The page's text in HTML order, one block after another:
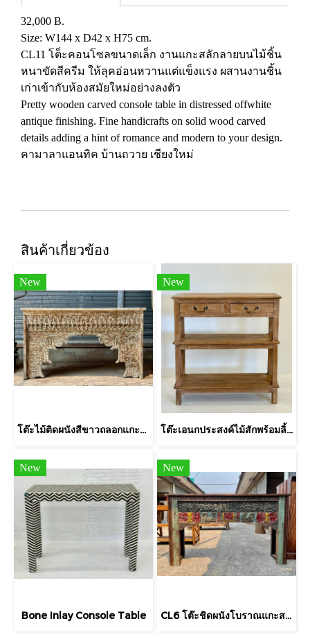
32,000 B.
Size: W144 x D42 x H75 cm.
CL11 โต็ะคอนโซลขนาดเล็ก งานแกะสลักลายบนไม้ชิ้น
หนาขัดสีครีม ให้ลุคอ่อนหวานแต่แข็งแรง ผสานงานชิ้น
เก่าเข้ากับห้องสมัยใหม่อย่างลงตัว
Pretty wooden carved console table in distressed offwhite
antique finishing. Fine handicrafts on solid wood carved
details adding a hint of romance and modern to your design.
คามาลาแอนทิค บ้านถวาย เชียงใหม่
สินค้าเกี่ยวข้อง
New
โต๊ะไม้ติดผนังสีขาวถลอกแกะสลักลายแต่งลูกกลอน
New
โต๊ะเอนกประสงค์ไม้สักพร้อมลิ้นชักชั้นวางสองชั้น
New
Bone Inlay Console Table
New
CL6 โต๊ะชิดผนังโบราณแกะสลักลายสีเก่าดั้งเดิม